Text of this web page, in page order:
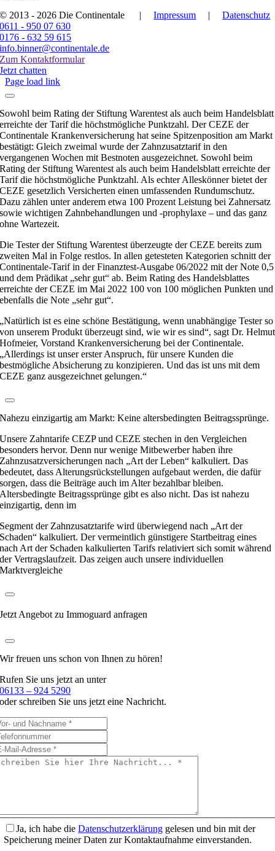
© 2013 - 2026 Die Continentale
| Impressum |
Datenschutz
0611 - 950 07 630
0176 - 632 59 615
info.binner@continentale.de
Zum Kontaktformular
Jetzt chatten
Page load link
Sowohl beim Rating der Stiftung Warentest als auch beim Handelsblatt
erreichte der Tarif die höchstmögliche Punktzahl. Der CEZE der
Continentale Krankenversicherung hat seine Spitzenposition am Markt
bestätigt: Gleich zweimal wurde der Zahnzusatztarif in den
vergangenen Wochen mit Bestnoten ausgezeichnet. Sowohl beim
Rating der Stiftung Warentest als auch beim Handelsblatt erreichte der
Tarif die höchstmögliche Punktzahl. Als echter Alleskönner bietet der
CEZE gesetzlich Versicherten einen umfassenden Rundumschutz.
Dazu zählen unter anderem etwa 100 Prozent Leistung bei Zahnersatz
sowie wichtigen Zahnbehandlungen und -prophylaxe – und das ganz
ohne Wartezeit.
Die Tester der Stiftung Warentest überzeugte der CEZE bereits zum
zweiten Mal in Folge restlos. In allen getesteten Kategorien schnitt der
Continentale-Tarif in der Finanztest-Ausgabe 06/2022 mit der Note 0,5
und dem Prädikat „sehr gut“ ab. Beim Rating des Handelsblattes
erreichte der CEZE im Mai 2022 100 von 100 möglichen Punkten und
ebenfalls die Note „sehr gut“.
„Natürlich ist es eine schöne Bestätigung, wenn unabhängige Tester so
von unserem Produkt überzeugt sind, wie wir es sind“, sagt Dr. Helmut
Hofmeier, Vorstand Krankenversicherung bei der Continentale.
„Allerdings ist unser erster Anspruch, für unsere Kunden die
bestmögliche Absicherung zu konzipieren. Und das ist uns mit dem
CEZE ganz ausgezeichnet gelungen.“
Nahezu einzigartig am Markt: Keine altersbedingten Beitragssprünge.
Unsere Zahntarife CEZP und CEZE stechen in den Vergleichen
besonders hervor. Denn nur wenige Mitbewerber haben ihre
Zahnzusatzversicherungen nach „Art der Leben“ kalkuliert. Das
bedeutet, dass Alterungsrückstellungen aufgebaut werden, die dafür
sorgen, dass die Beiträge auch im Alter bezahlbar bleiben.
Altersbedingte Beitragssprünge gibt es also nicht. Das ist nahezu
einzigartig, denn im
Segment der Zahnzusatztarife wird überwiegend nach „Art der
Schaden“ kalkuliert. Der vermeintlich günstigere Startbeitrag eines
nach Art der Schaden kalkulierten Tarifs relativiert sich somit während
der Vertragslaufzeit. Das zeigen auch unsere individuellen
Marktvergleiche
Jetzt Angebot zu Immoguard anfragen
Wir freuen uns schonvon Ihnen zu hören!
Rufen Sie uns jetzt an unter
06133 – 924 5290
oder schreiben Sie uns jetzt eine Nachricht.
Ja, ich habe dieDatenschutzerklärung gelesen und bin mit der
Speicherung meiner Daten zur Kontaktaufnahme einverstanden.